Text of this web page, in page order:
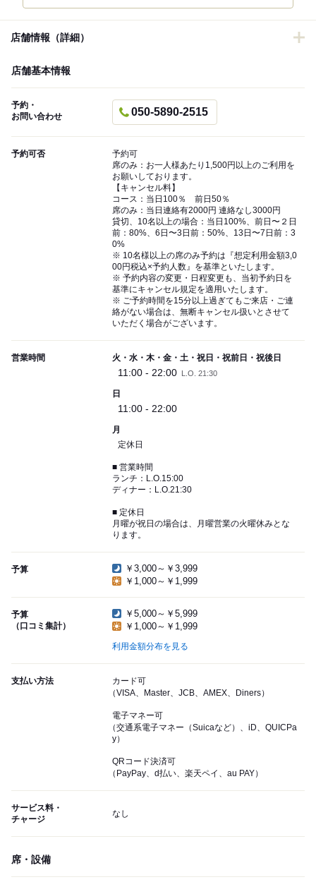
店舗情報（詳細）
店舗基本情報
予約・
お問い合わせ
050-5890-2515
予約可否
予約可
席のみ：お一人様あたり1,500円以上のご利用を
お願いしております。
【キャンセル料】
コース：当日100％ 前日50％
席のみ：当日連絡有2000円 連絡なし3000円
貸切、10名以上の場合：当日100%、前日〜２日
前：80%、6日〜3日前：50%、13日〜7日前：3
0%
※ 10名様以上の席のみ予約は『想定利用金額3,0
00円税込×予約人数』を基準といたします。
※ 予約内容の変更・日程変更も、当初予約日を
基準にキャンセル規定を適用いたします。
※ ご予約時間を15分以上過ぎてもご来店・ご連
絡がない場合は、無断キャンセル扱いとさせて
いただく場合がございます。
営業時間 火・水・木・金・土・祝日・祝前日・祝後日
11:00 - 22:00 L.O. 21:30
日
11:00 - 22:00
月
定休日
■ 営業時間
ランチ：L.O.15:00
ディナー：L.O.21:30
■ 定休日
月曜が祝日の場合は、月曜営業の火曜休みとな
ります。
予算
￥3,000～￥3,999
￥1,000～￥1,999
予算
（口コミ集計）
￥5,000～￥5,999
￥1,000～￥1,999
利用金額分布を見る
支払い方法
カード可
（VISA、Master、JCB、AMEX、Diners）
電子マネー可
（交通系電子マネー（Suicaなど）、iD、QUICPa
y）
QRコード決済可
（PayPay、d払い、楽天ペイ、au PAY）
サービス料・
チャージ
なし
席・設備